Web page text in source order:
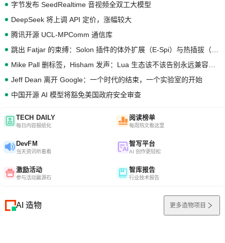
字节发布 SeedRealtime 音视频全双工大模型
DeepSeek 将上调 API 定价，涨幅较大
腾讯开源 UCL-MPComm 通信库
Jeff Dean 离开 Google：一个时代的结束，一个实验室的开始
中国开源 AI 模型将豁免美国政府安全审查
TECH DAILY
每日内容报纸化
阅读榜单
每周热文看这里
DevFM
当天资讯听着看
智写平台
AI 创作更轻松
激励活动
参与活动赢源石
智库报告
行业技术报告
AI 造物 更多造物项目